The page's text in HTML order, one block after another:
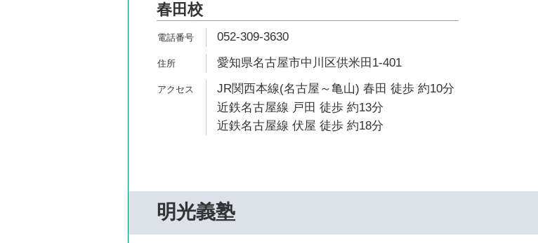
春田校
052-309-3630
愛知県名古屋市中川区供米田1-401
JR関西本線(名古屋～亀山) 春田 徒歩 約10分
近鉄名古屋線 戸田 徒歩 約13分
近鉄名古屋線 伏屋 徒歩 約18分
明光義塾